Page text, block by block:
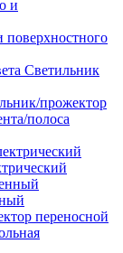
поверхностного
Светильник
прожектор
полоса
переносной